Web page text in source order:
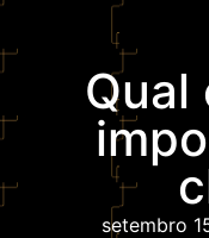
Qual
setembro